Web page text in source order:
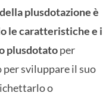
plusdotazione è
le caratteristiche e i
plusdotatoper
sviluppare il suo
o